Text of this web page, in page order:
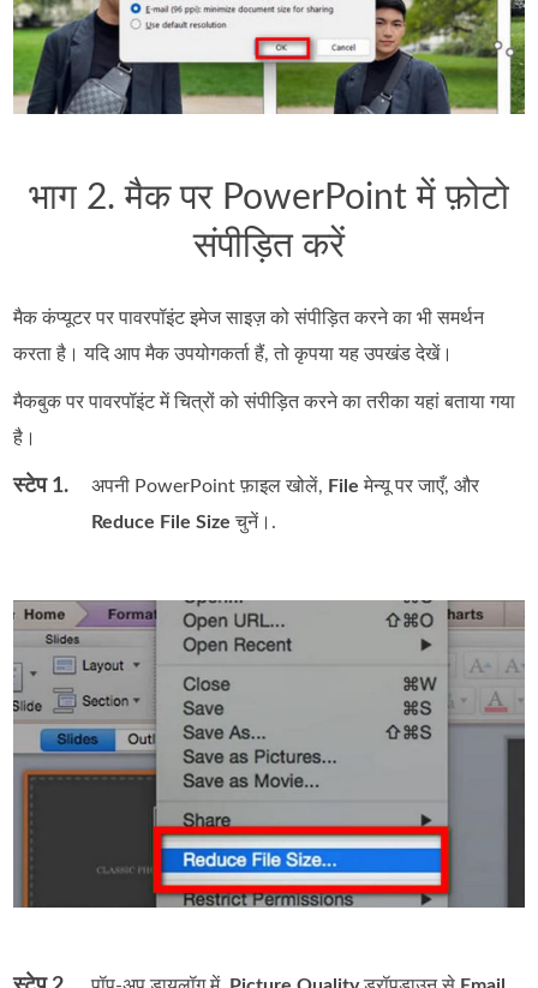
भाग 2. मैक पर PowerPoint में फ़ोटो
संपीड़ित करें
मैक कंप्यूटर पर पावरपॉइंट इमेज साइज़ को संपीड़ित करने का भी समर्थन
करता है। यदि आप मैक उपयोगकर्ता हैं, तो कृपया यह उपखंड देखें।
मैकबुक पर पावरपॉइंट में चित्रों को संपीड़ित करने का तरीका यहां बताया गया
है।
स्टेप 1. अपनी PowerPoint फ़ाइल खोलें, File मेन्यू पर जाएँ, और
Reduce File Size चुनें।.